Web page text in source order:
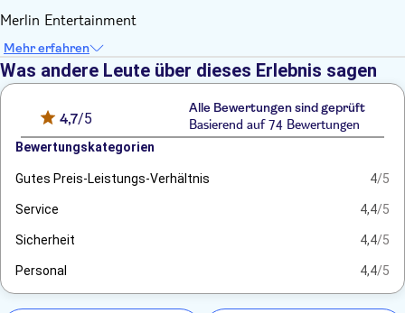
Merlin Entertainment
Mehr erfahren
Was andere Leute über dieses Erlebnis sagen
4,7/5
Alle Bewertungen sind geprüft
Basierend auf 74 Bewertungen
Bewertungskategorien
Gutes Preis-Leistungs-Verhältnis 4/5
Service 4,4/5
Sicherheit 4,4/5
Personal 4,4/5